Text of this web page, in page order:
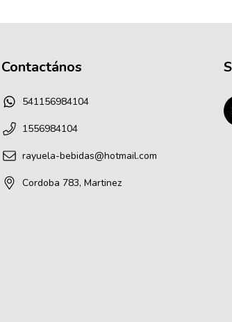
Contactános
541156984104
1556984104
rayuela-bebidas@hotmail.com
Cordoba 783, Martinez